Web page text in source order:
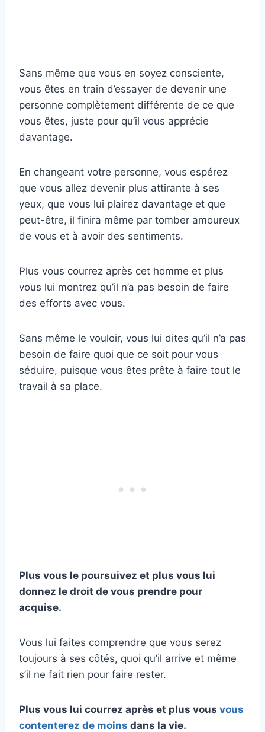
Sans même que vous en soyez consciente,
vous êtes en train d’essayer de devenir une
personne complètement différente de ce que
vous êtes, juste pour qu’il vous apprécie
davantage.
En changeant votre personne, vous espérez
que vous allez devenir plus attirante à ses
yeux, que vous lui plairez davantage et que
peut-être, il finira même par tomber amoureux
de vous et à avoir des sentiments.
Plus vous courrez après cet homme et plus
vous lui montrez qu’il n’a pas besoin de faire
des efforts avec vous.
Sans même le vouloir, vous lui dites qu’il n’a pas
besoin de faire quoi que ce soit pour vous
séduire, puisque vous êtes prête à faire tout le
travail à sa place.
Plus vous le poursuivez et plus vous lui
donnez le droit de vous prendre pour
acquise.
Vous lui faites comprendre que vous serez
toujours à ses côtés, quoi qu’il arrive et même
s’il ne fait rien pour faire rester.
Plus vous lui courrez après et plus vous vous
contenterez de moins dans la vie.